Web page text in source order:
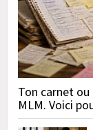
Ton carnet
MLM. Voici